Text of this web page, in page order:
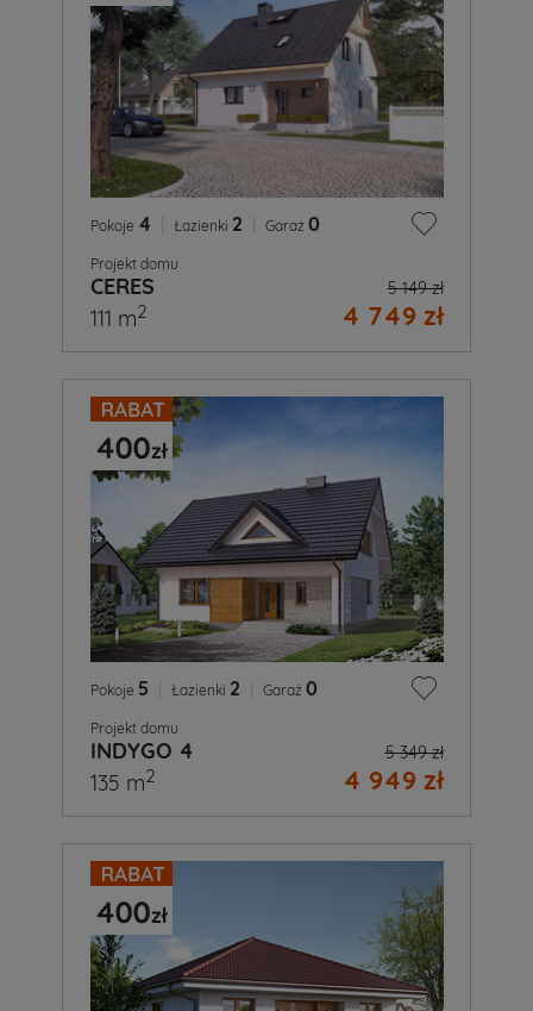
Pokoje 4 Łazienki 2 Garaż 0
Projekt domu
CERES 5 149 zł
4 749 zł
111 m2
Pokoje 5 Łazienki 2 Garaż 0
Projekt domu
INDYGO 4 5 349 zł
4 949 zł
135 m2